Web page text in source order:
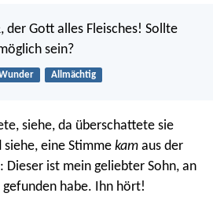
, der Gott alles Fleisches! Sollte
sein?
Allmächtig
siehe, da überschattete sie
eine Stimme kam aus der
Dieser ist mein geliebter Sohn, an
habe. Ihn hört!